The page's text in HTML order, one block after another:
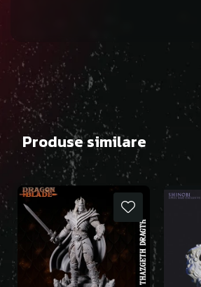
Produse similare